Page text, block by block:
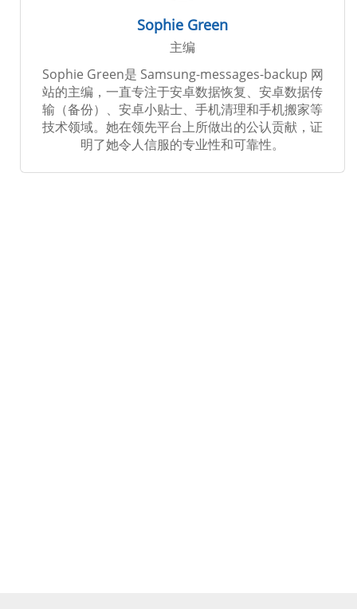
Sophie Green
主编
Sophie Green是 Samsung-messages-backup 网
站的主编，一直专注于安卓数据恢复、安卓数据传
输（备份）、安卓小贴士、手机清理和手机搬家等
技术领域。她在领先平台上所做出的公认贡献，证
明了她令人信服的专业性和可靠性。